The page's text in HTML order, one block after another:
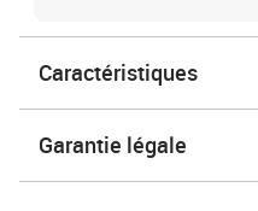
Caractéristiques
Garantie légale